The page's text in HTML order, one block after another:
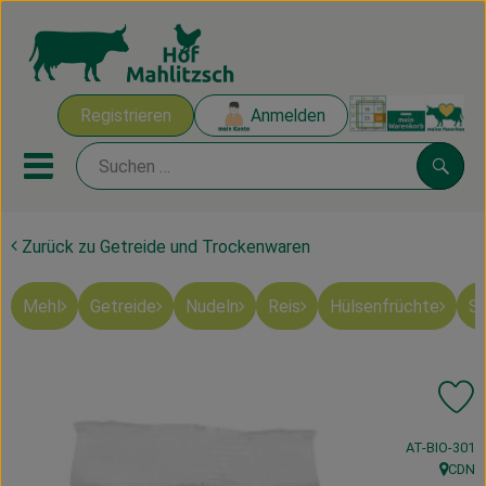
Registrieren Anmelden
Mobiles Menu öffnen oder
Ökokisten
Mahlitzscher Produkte
Zurück zu Getreide und Trockenwaren
Mehl Getreide Nudeln Reis Hülsenfrüchte
,AT-BIO-301
,
CDN